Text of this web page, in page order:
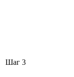
Шаг 3